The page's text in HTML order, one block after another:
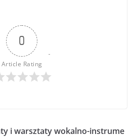
0
Article Rating
i warsztaty wokalno-instrume